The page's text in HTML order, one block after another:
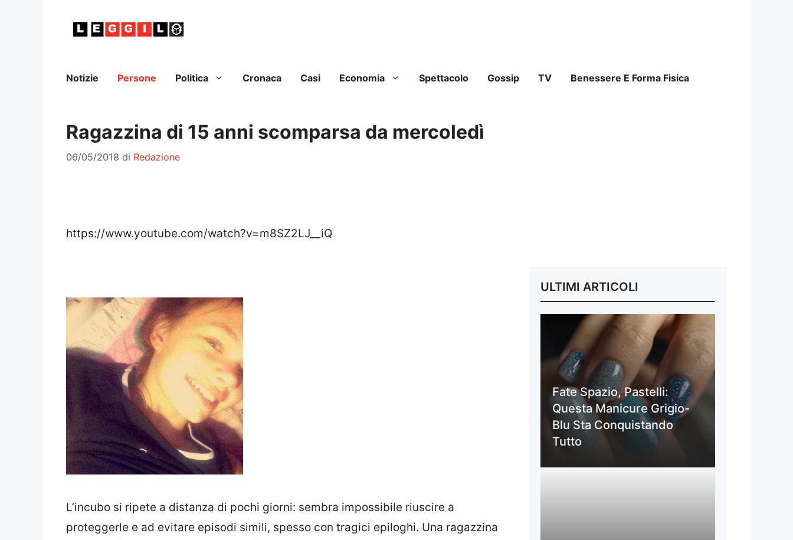
Notizie Persone Politica Cronaca Casi Economia Spettacolo Gossip TV Benessere E Forma Fisica
Ragazzina di 15 anni scomparsa da mercoledì
06/05/2018 di Redazione
https://www.youtube.com/watch?v=m8SZ2LJ__iQ
L’incubo si ripete a distanza di pochi giorni: sembra impossibile riuscire a
proteggerle e ad evitare episodi simili, spesso con tragici epiloghi. Una ragazzina
ULTIMI ARTICOLI
Fate Spazio, Pastelli:
Questa Manicure Grigio-
Blu Sta Conquistando
Tutto